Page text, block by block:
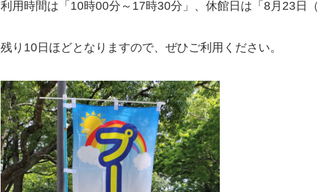
利用時間は「10時00分～17時30分」、休館日は「8月23日（
残り10日ほどとなりますので、ぜひご利用ください。